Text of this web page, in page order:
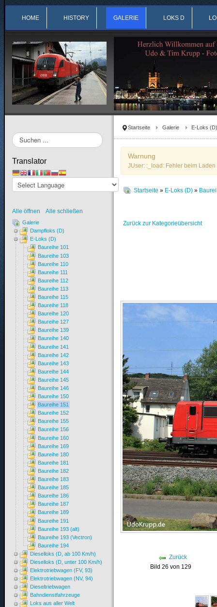
HOME HISTORY GALERIE LOKS D
Startseite Galerie E-Loks (D)
Warnung
JUser: :_load: Fehler beim
Startseite » E-Loks (D) »
Zurück zur Kategorieübersicht
Zurück
Bild 26 von 129
Suchen
...
Translator
Alle öffnen Alle schließen
Galerie
Dampfloks (D)
E-Loks (D)
Baureihe 101
Baureihe 103
Baureihe 110
Baureihe 111
Baureihe 112
Baureihe 113
Baureihe 115
Baureihe 118
Baureihe 120
Baureihe 127
Baureihe 139
Baureihe 140
Baureihe 141
Baureihe 142
Baureihe 143
Baureihe 144
Baureihe 145
Baureihe 146
Baureihe 150
Baureihe 151
Baureihe 152
Baureihe 155
Baureihe 156
Baureihe 160
Baureihe 169
Baureihe 180
Baureihe 181
Baureihe 182
Baureihe 183
Baureihe 185
Baureihe 186
Baureihe 187
Baureihe 189
Baureihe 191
Baureihe 193 (alt)
Baureihe 193 (Vectron)
Baureihe 194
Dieselloks (D, ab 100 Km/h)
Dieselloks (D, unter 100 Km/h)
Elektrotriebwagen (FV, 93)
Elektrotriebwagen (NV, 94)
Dieseltriebwagen
Bahndienstfahrzeuge
Loks aus aller Welt